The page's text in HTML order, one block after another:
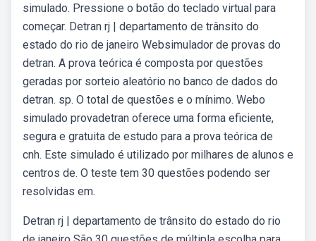
simulado. Pressione o botão do teclado virtual para
começar. Detran rj | departamento de trânsito do
estado do rio de janeiro Websimulador de provas do
detran. A prova teórica é composta por questões
geradas por sorteio aleatório no banco de dados do
detran. sp. O total de questões e o mínimo. Webo
simulado provadetran oferece uma forma eficiente,
segura e gratuita de estudo para a prova teórica de
cnh. Este simulado é utilizado por milhares de alunos e
centros de. O teste tem 30 questões podendo ser
resolvidas em.
Detran rj | departamento de trânsito do estado do rio